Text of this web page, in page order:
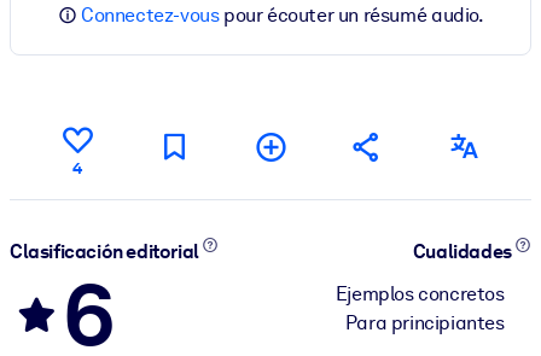
Connectez-vouspour écouter un résumé audio.
4
Clasificación editorial
6
Cualidades
Ejemplos concretos
Para principiantes